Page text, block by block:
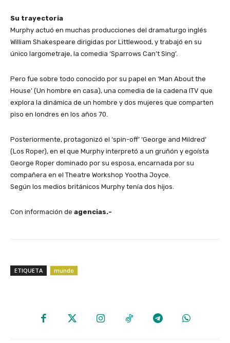
Su trayectoria
Murphy actuó en muchas producciones del dramaturgo inglés
William Shakespeare dirigidas por Littlewood, y trabajó en su
único largometraje, la comedia ‘Sparrows Can’t Sing’.
Pero fue sobre todo conocido por su papel en ‘Man About the
House’ (Un hombre en casa), una comedia de la cadena ITV que
explora la dinámica de un hombre y dos mujeres que comparten
piso en londres en los años 70.
Posteriormente, protagonizó el ‘spin-off’ ‘George and Mildred’
(Los Roper), en el que Murphy interpretó a un gruñón y egoísta
George Roper dominado por su esposa, encarnada por su
compañera en el Theatre Workshop Yootha Joyce.
Según los medios británicos Murphy tenía dos hijos.
Con información de agencias.-
ETIQUETA mundo